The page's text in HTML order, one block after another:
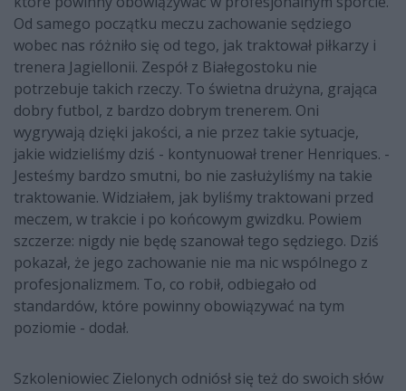
Od samego początku meczu zachowanie sędziego
wobec nas różniło się od tego, jak traktował piłkarzy i
trenera Jagiellonii. Zespół z Białegostoku nie
potrzebuje takich rzeczy. To świetna drużyna, grająca
dobry futbol, z bardzo dobrym trenerem. Oni
wygrywają dzięki jakości, a nie przez takie sytuacje,
jakie widzieliśmy dziś - kontynuował trener Henriques. -
Jesteśmy bardzo smutni, bo nie zasłużyliśmy na takie
traktowanie. Widziałem, jak byliśmy traktowani przed
meczem, w trakcie i po końcowym gwizdku. Powiem
szczerze: nigdy nie będę szanował tego sędziego. Dziś
pokazał, że jego zachowanie nie ma nic wspólnego z
profesjonalizmem. To, co robił, odbiegało od
standardów, które powinny obowiązywać na tym
poziomie - dodał.
Szkoleniowiec Zielonych odniósł się też do swoich słów